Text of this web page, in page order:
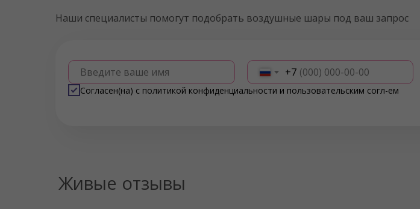
Наши специалисты помогут подобрать воздушные шары под ваш запрос
Введите ваше имя +7
Согласен(на) с политикой конфиденциальности и пользовательским согл-ем
Живые отзывы